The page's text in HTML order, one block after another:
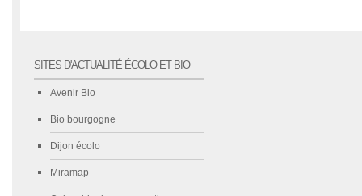
SITES D'ACTUALITÉ ÉCOLO ET BIO
Avenir Bio
Bio bourgogne
Dijon écolo
Miramap